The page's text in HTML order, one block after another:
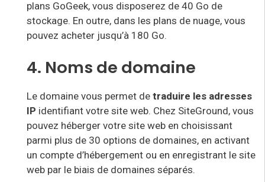
plans GoGeek, vous disposerez de 40 Go de
stockage. En outre, dans les plans de nuage, vous
pouvez acheter jusqu’à 180 Go.
4. Noms de domaine
Le domaine vous permet de traduire les adresses
IP identifiant votre site web. Chez SiteGround, vous
pouvez héberger votre site web en choisissant
parmi plus de 30 options de domaines, en activant
un compte d’hébergement ou en enregistrant le site
web par le biais de domaines séparés.